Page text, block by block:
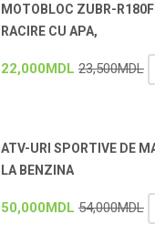
MOTOBLOC ZUBR-
RACIRE CU APA,
22,000MDL 23,500MDL
ATV-URI SPORTIVE DE
LA BENZINA
50,000MDL 54,000MDL